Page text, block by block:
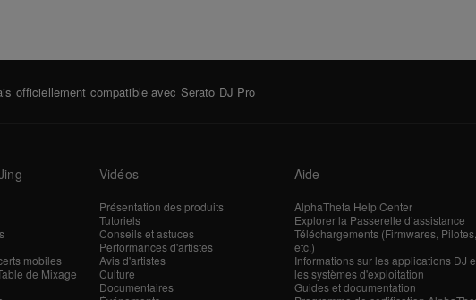
officiellement compatible avec Serato DJ Pro
mobiles
de Mixage
Vidéos
Présentation des produits
Tutoriels
Conseils et astuces
Performances d'artistes
Avis d'artistes
Culture
Documentaires
Aide
AlphaTheta Help Center
Explorer la Passerelle d’assistance
Téléchargements (Firmwares, Pilotes,
etc.)
Informations sur les applications DJ
les systèmes d'exploitation
Guides et documentation